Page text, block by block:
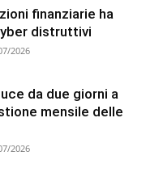
finanziarie ha
distruttivi
2026
da due giorni a
mensile delle
2026